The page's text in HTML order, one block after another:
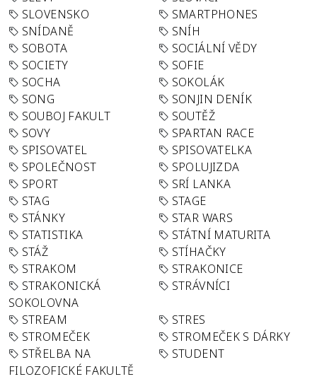
SLOVENSKO
SMARTPHONES
SNÍDANĚ
SNÍH
SOBOTA
SOCIÁLNÍ VĚDY
SOCIETY
SOFIE
SOCHA
SOKOLÁK
SONG
SONJIN DENÍK
SOUBOJ FAKULT
SOUTĚŽ
SOVY
SPARTAN RACE
SPISOVATEL
SPISOVATELKA
SPOLEČNOST
SPOLUJIZDA
SPORT
SRÍ LANKA
STAG
STAGE
STÁNKY
STAR WARS
STATISTIKA
STÁTNÍ MATURITA
STÁŽ
STÍHAČKY
STRAKOM
STRAKONICE
STRAKONICKÁ
SOKOLOVNA
STRÁVNÍCI
STREAM
STRES
STROMEČEK
STROMEČEK S DÁRKY
STŘELBA NA
FILOZOFICKÉ FAKULTĚ
STUDENT